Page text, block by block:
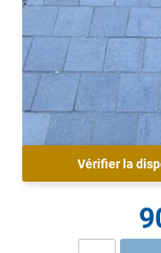
Vérifier la